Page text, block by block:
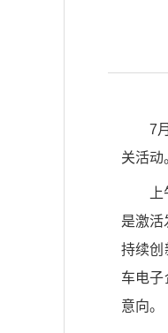
7
关活动
是激活
持续创
车电
意向。